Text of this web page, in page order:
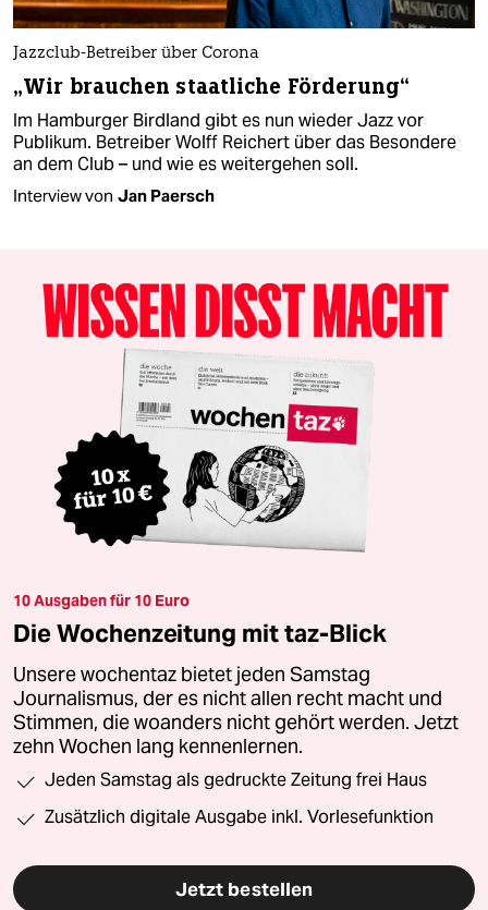
Jazzclub-Betreiber über Corona
„Wir brauchen staatliche Förderung“
Im Hamburger Birdland gibt es nun wieder Jazz vor
Publikum. Betreiber Wolff Reichert über das Besondere
an dem Club – und wie es weitergehen soll.
Interview von Jan Paersch
10 Ausgaben für 10 Euro
Die Wochenzeitung mit taz-Blick
Unsere wochentaz bietet jeden Samstag
Journalismus, der es nicht allen recht macht und
Stimmen, die woanders nicht gehört werden. Jetzt
zehn Wochen lang kennenlernen.
Jeden Samstag als gedruckte Zeitung frei Haus
Zusätzlich digitale Ausgabe inkl. Vorlesefunktion
Jetzt bestellen